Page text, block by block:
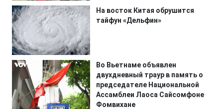
На восток Китая обрушится
тайфун «Дельфин»
Во Вьетнаме объявлен
двухдневный траур в память о
председателе Национальной
Ассамблеи Лаоса Сайсомфоне
Фомвихане